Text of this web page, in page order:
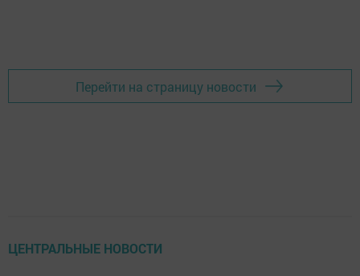
Перейти на страницу новости
ЦЕНТРАЛЬНЫЕ НОВОСТИ